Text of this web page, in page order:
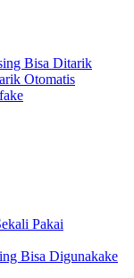
Bisa Ditarik
Otomatis
Pakai
Bisa Digunakake